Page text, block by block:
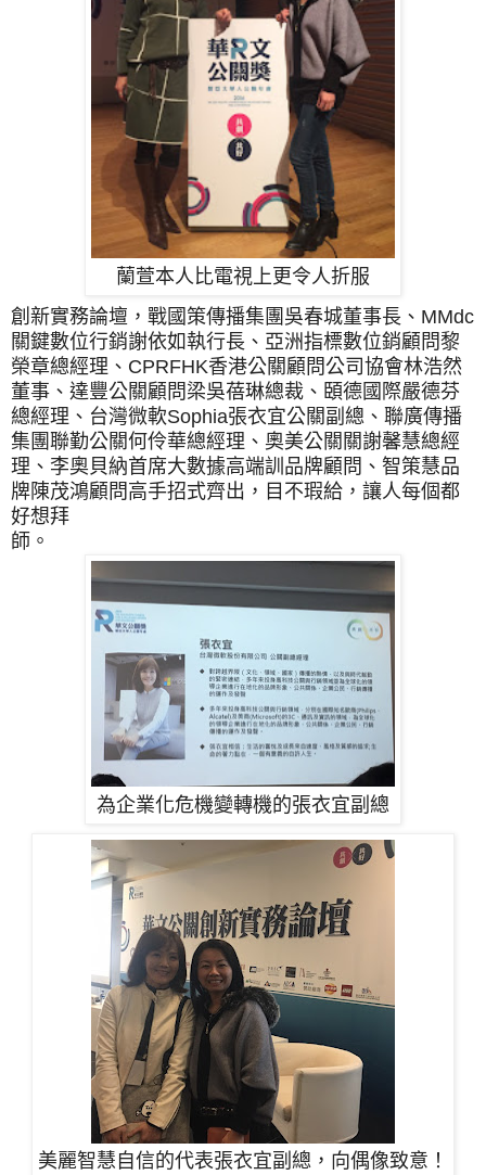
蘭萱本人比電視上更令人折服
創新實務論壇，戰國策傳播集團吳春城董事長、MMdc
關鍵數位行銷謝依如執行長、亞洲指標數位銷顧問黎
榮章總經理、CPRFHK香港公關顧問公司協會林浩然
董事、達豐公關顧問梁吳蓓琳總裁、頣德國際嚴德芬
總經理、台灣微軟Sophia張衣宜公關副總、聯廣傳播
集團聯勤公關何伶華總經理、奧美公關關謝馨慧總經
理、李奧貝納首席大數據高端訓品牌顧問、智策慧品
牌陳茂鴻顧問高手招式齊出，目不瑕給，讓人每個都
好想拜
師。
為企業化危機變轉機的張衣宜副總
美麗智慧自信的代表張衣宜副總，向偶像致意！